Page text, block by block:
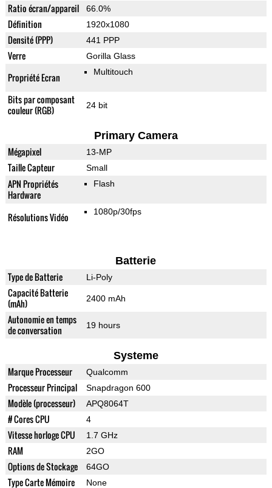
Ratio écran/appareil 66.0%
Définition 1920x1080
Densité (PPP) 441 PPP
Verre Gorilla Glass
Propriété Ecran Multitouch
Bits par composant
couleur (RGB)
24 bit
Primary Camera
Mégapixel 13-MP
Taille Capteur Small
APN Propriétés
Hardware
Flash
Résolutions Vidéo 1080p/30fps
Batterie
Type de Batterie Li-Poly
Capacité Batterie
(mAh)
2400 mAh
Autonomie en temps
de conversation
19 hours
Systeme
Marque Processeur Qualcomm
Processeur Principal Snapdragon 600
Modèle (processeur) APQ8064T
# Cores CPU 4
Vitesse horloge CPU 1.7 GHz
RAM 2GO
Options de Stockage 64GO
Type Carte Mémoire None